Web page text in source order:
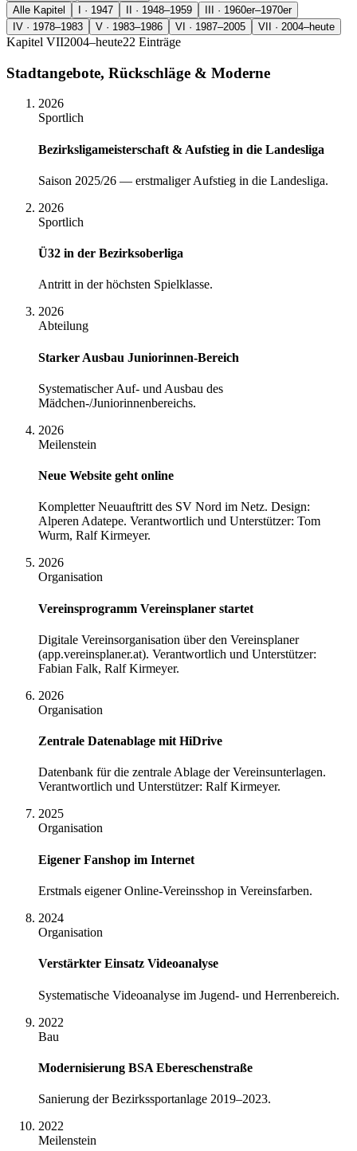
Alle Kapitel
· 1947 · 1948–1959 · 1960er–1970er
IV · 1978–1983 V · 1983–1986 VI · 1987–2005 VII · 2004–heute
Kapitel VII2004–heute22 Einträge
Stadtangebote, Rückschläge & Moderne
2026
Sportlich
Bezirksligameisterschaft & Aufstieg in die Landesliga
Saison 2025/26 — erstmaliger Aufstieg in die Landesliga.
2026
Sportlich
Ü32 in der Bezirksoberliga
Antritt in der höchsten Spielklasse.
2026
Abteilung
Starker Ausbau Juniorinnen-Bereich
Systematischer Auf- und Ausbau des
Mädchen-/Juniorinnenbereichs.
2026
Meilenstein
Neue Website geht online
Kompletter Neuauftritt des SV Nord im Netz. Design:
Alperen Adatepe. Verantwortlich und Unterstützer: Tom
Wurm, Ralf Kirmeyer.
2026
Organisation
Vereinsprogramm Vereinsplaner startet
Digitale Vereinsorganisation über den Vereinsplaner
(app.vereinsplaner.at). Verantwortlich und Unterstützer:
Fabian Falk, Ralf Kirmeyer.
2026
Organisation
Zentrale Datenablage mit HiDrive
Datenbank für die zentrale Ablage der Vereinsunterlagen.
Verantwortlich und Unterstützer: Ralf Kirmeyer.
2025
Organisation
Eigener Fanshop im Internet
Erstmals eigener Online-Vereinsshop in Vereinsfarben.
2024
Organisation
Verstärkter Einsatz Videoanalyse
Systematische Videoanalyse im Jugend- und Herrenbereich.
2022
Bau
Modernisierung BSA Ebereschenstraße
Sanierung der Bezirkssportanlage 2019–2023.
2022
Meilenstein